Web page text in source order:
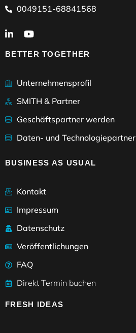
0049151-68841568
BETTER TOGETHER
Unternehmensprofil
SMITH & Partner
Geschäftspartner werden
Daten- und Technologiepartner
BUSINESS AS USUAL
Kontakt
Impressum
Datenschutz
Veröffentlichungen
FAQ
Direkt Termin buchen
FRESH IDEAS